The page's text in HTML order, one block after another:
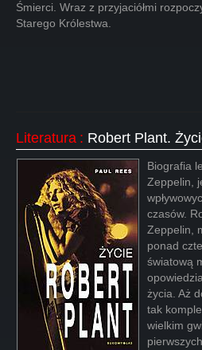
Śmierci. Wraz z przyjaciółmi
Starego Królestwa.
Literatura : Robert Plant.
Biografia
Zeppelin,
czasów.
Zeppelin,
ponad
światową
życia. Aż
tak
wielkim